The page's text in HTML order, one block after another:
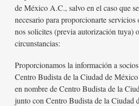
de México A.C., salvo en el caso que
necesario para proporcionarte servicios
nos solicites (previa autorización tuya)
circunstancias:
Proporcionamos la información a
Centro Budista de la Ciudad de
en nombre de Centro Budista de la
junto con Centro Budista de la Ciudad